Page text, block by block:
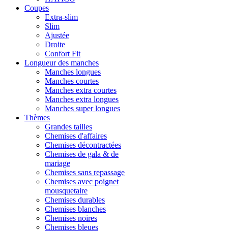
Coupes
Extra-slim
Slim
Ajustée
Droite
Confort Fit
Longueur des manches
Manches longues
Manches courtes
Manches extra courtes
Manches extra longues
Manches super longues
Thèmes
Grandes tailles
Chemises d'affaires
Chemises décontractées
Chemises de gala & de
mariage
Chemises sans repassage
Chemises avec poignet
mousquetaire
Chemises durables
Chemises blanches
Chemises noires
Chemises bleues